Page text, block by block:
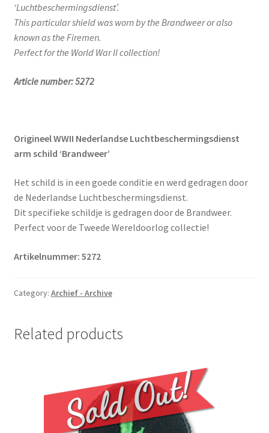
‘Luchtbeschermingsdienst’.
This particular shield was worn by the Brandweer or also
known as the Firemen.
Perfect for the World War II collection!
Article number: 5272
Origineel WWII Nederlandse Luchtbeschermingsdienst
arm schild ‘Brandweer’
Het schild is in een goede conditie en werd gedragen door
de Nederlandse Luchtbeschermingsdienst.
Dit specifieke schildje is gedragen door de Brandweer.
Perfect voor de Tweede Wereldoorlog collectie!
Artikelnummer: 5272
Category: Archief - Archive
Related products